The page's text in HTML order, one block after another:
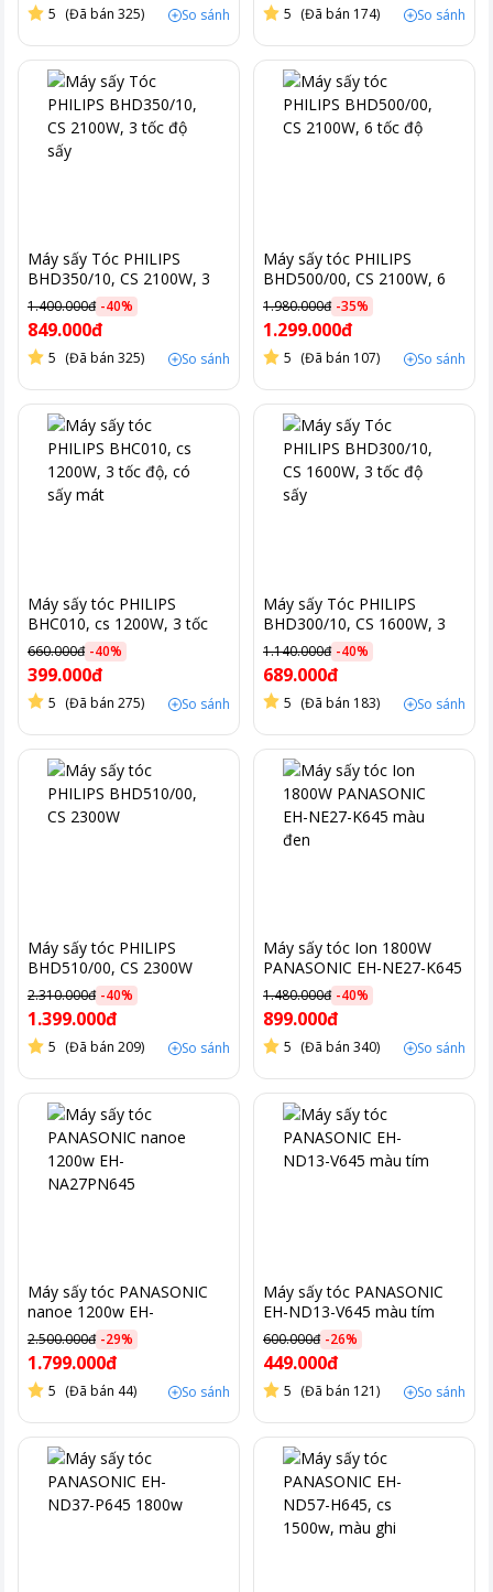
5 (Đã bán 325) So sánh 5 (Đã bán 174) So sánh
Máy sấy Tóc PHILIPS
BHD350/10, CS 2100W, 3
tốc độ sấy
1.400.000đ -40%
849.000đ
5 (Đã bán 325) So sánh
Máy sấy tóc PHILIPS
BHD500/00, CS 2100W, 6
tốc độ
1.980.000đ -35%
1.299.000đ
5 (Đã bán 107) So sánh
Máy sấy tóc PHILIPS
BHC010, cs 1200W, 3 tốc
độ, có sấy mát
660.000đ -40%
399.000đ
5 (Đã bán 275) So sánh
Máy sấy Tóc PHILIPS
BHD300/10, CS 1600W, 3
tốc độ sấy
1.140.000đ -40%
689.000đ
5 (Đã bán 183) So sánh
Máy sấy tóc PHILIPS
BHD510/00, CS 2300W
2.310.000đ -40%
1.399.000đ
5 (Đã bán 209) So sánh
Máy sấy tóc Ion 1800W
PANASONIC EH-NE27-K645
màu đen
1.480.000đ -40%
899.000đ
5 (Đã bán 340) So sánh
Máy sấy tóc PANASONIC
nanoe 1200w EH-
NA27PN645
2.500.000đ -29%
1.799.000đ
5 (Đã bán 44) So sánh
Máy sấy tóc PANASONIC
EH-ND13-V645 màu tím
600.000đ -26%
449.000đ
5 (Đã bán 121) So sánh